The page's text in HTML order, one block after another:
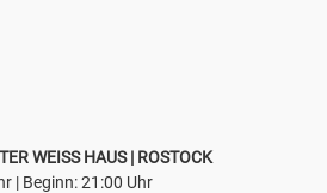
WEISS HAUS | ROSTOCK
| Beginn: 21:00 Uhr